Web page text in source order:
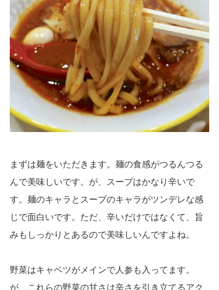
まずは麺をいただきます。麺の食感がつるんつる
んで美味しいです。が、スープはかなり辛いで
す。麺のキャラとスープのキャラがツンデレな感
じで面白いです。ただ、辛いだけではなくて、旨
みもしっかりとあるので美味しいんですよね。
野菜はキャベツがメインで人参も入ってます。
が、これらの野菜の甘さは辛さを引き立てるアク